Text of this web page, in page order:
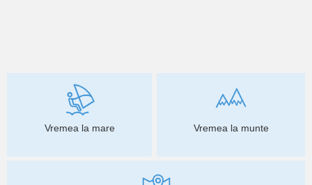
Vremea la mare Vremea la munte